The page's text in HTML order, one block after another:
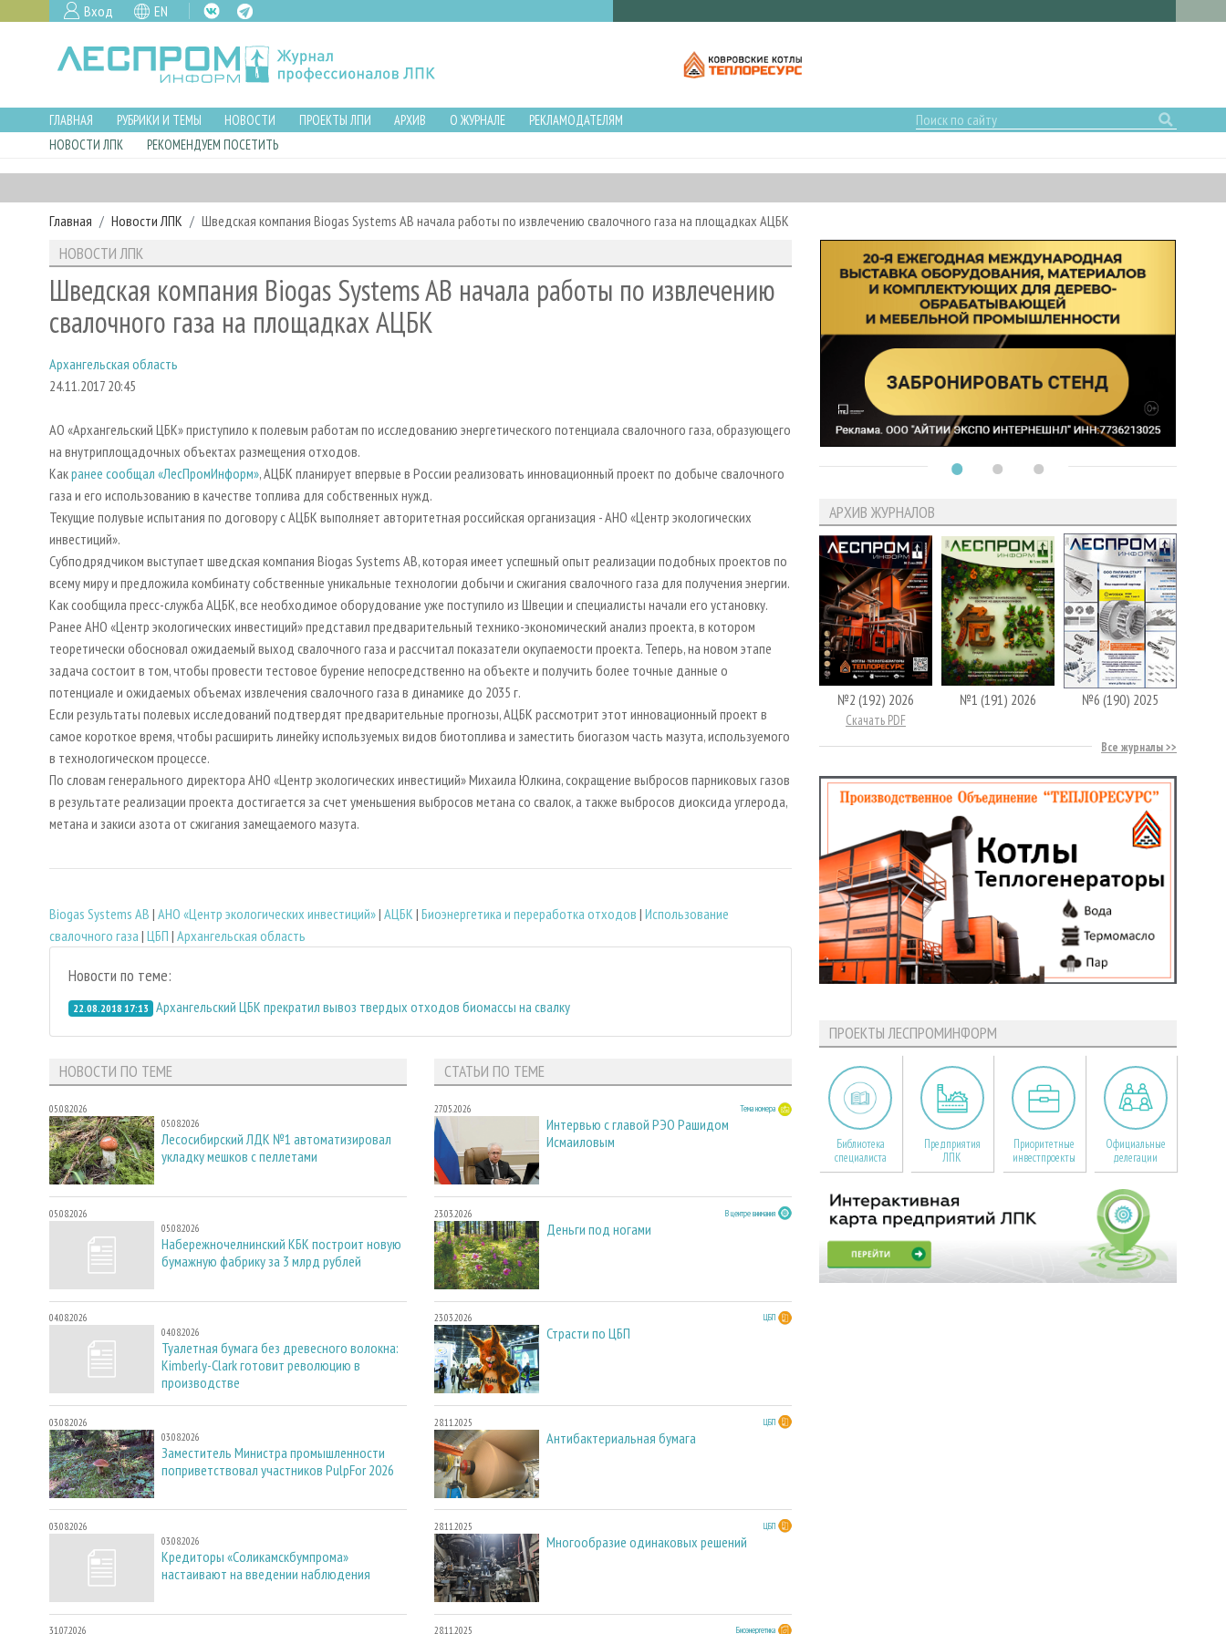
Вход EN
ГЛАВНАЯ РУБРИКИ И ТЕМЫ НОВОСТИ ПРОЕКТЫ ЛПИ АРХИВ О ЖУРНАЛЕ
РЕКЛАМОДАТЕЛЯМ
НОВОСТИ ЛПК
РЕКОМЕНДУЕМ ПОСЕТИТЬ
Главная Новости ЛПК Шведская компания Biogas Systems AB начала работы по извлечению свалочного газа на площадках АЦБК
НОВОСТИ ЛПК
Шведская компания Biogas Systems AB начала работы по извлечению
свалочного газа на площадках АЦБК
Архангельская область
24.11.2017 20:45
АО «Архангельский ЦБК» приступило к полевым работам по исследованию энергетического потенциала свалочного газа, образующего
на внутриплощадочных объектах размещения отходов.
Какранее сообщал «ЛесПромИнформ», АЦБК планирует впервые в России реализовать инновационный проект по добыче свалочного
газа и его использованию в качестве топлива для собственных нужд.
Текущие полувые испытания по договору с АЦБК выполняет авторитетная российская организация - АНО «Центр экологических
инвестиций».
Субподрядчиком выступает шведская компания Biogas Systems AB, которая имеет успешный опыт реализации подобных проектов по
всему миру и предложила комбинату собственные уникальные технологии добычи и сжигания свалочного газа для получения энергии.
Как сообщила пресс-служба АЦБК, все необходимое оборудование уже поступило из Швеции и специалисты начали его установку.
Ранее АНО «Центр экологических инвестиций» представил предварительный технико-экономический анализ проекта, в котором
теоретически обосновал ожидаемый выход свалочного газа и рассчитал показатели окупаемости проекта. Теперь, на новом этапе
задача состоит в том, чтобы провести тестовое бурение непосредственно на объекте и получить более точные данные о
потенциале и ожидаемых объемах извлечения свалочного газа в динамике до 2035 г.
Если результаты полевых исследований подтвердят предварительные прогнозы, АЦБК рассмотрит этот инновационный проект в
самое короткое время, чтобы расширить линейку используемых видов биотоплива и заместить биогазом часть мазута, используемого
в технологическом процессе.
По словам генерального директора АНО «Центр экологических инвестиций» Михаила Юлкина, сокращение выбросов парниковых газов
в результате реализации проекта достигается за счет уменьшения выбросов метана со свалок, а также выбросов диоксида углерода,
метана и закиси азота от сжигания замещаемого мазута.
Biogas Systems AB | АНО «Центр экологических инвестиций»| АЦБК | Биoэнергетика и переработка отходов | Использование
свалочного газа | ЦБП | Архангельская область
Новости по теме:
22.08.2018 17:13 Архангельский ЦБК прекратил вывоз твердых отходов биомассы на свалку
НОВОСТИ ПО ТЕМЕ
05.08.2026
05.08.2026
Лесосибирский ЛДК №1 автоматизировал
укладку мешков с пеллетами
05.08.2026
05.08.2026
Набережночелнинский КБК построит новую
бумажную фабрику за 3 млрд рублей
04.08.2026
04.08.2026
Туалетная бумага без древесного волокна:
Kimberly-Clark готовит революцию в
производстве
03.08.2026
03.08.2026
Заместитель Министра промышленности
поприветствовал участников PulpFor 2026
03.08.2026
03.08.2026
Кредиторы «Соликамскбумпрома»
настаивают на введении наблюдения
31.07.2026
СТАТЬИ ПО ТЕМЕ
27.05.2026 Тема номера
Интервью с главой РЭО Рашидом
Исмаиловым
23.03.2026 В центре внимания
Деньги под ногами
23.03.2026 ЦБП
Страсти по ЦБП
28.11.2025 ЦБП
Антибактериальная бумага
28.11.2025 ЦБП
Многообразие одинаковых решений
28.11.2025 Биоэнергетика
АРХИВ ЖУРНАЛОВ
№2 (192) 2026
Скачать PDF
№1 (191) 2026 №6 (190) 2025
Все журналы
ПРОЕКТЫ ЛЕСПРОМИНФОРМ
Библиотека
специалиста
Предприятия
ЛПК
Приоритетные
инвестпроекты
Официальные
делегации